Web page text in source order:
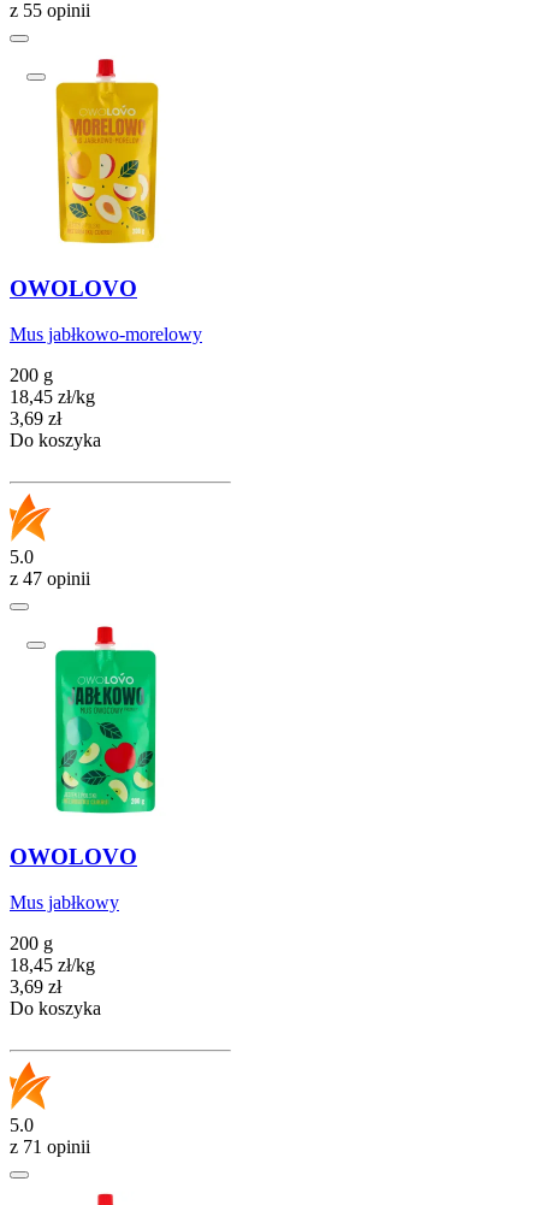
z 55 opinii
OWOLOVO
Mus jabłkowo-morelowy
200 g
18,45 zł/kg
Cena
3,69 zł
Do koszyka
5.0
z 47 opinii
OWOLOVO
Mus jabłkowy
200 g
18,45 zł/kg
Cena
3,69 zł
Do koszyka
5.0
z 71 opinii